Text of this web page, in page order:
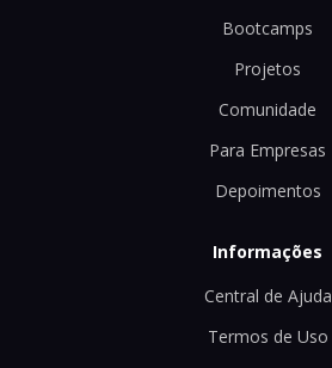
Bootcamps
Projetos
Comunidade
Para Empresas
Depoimentos
Informações
Central de Ajuda
Termos de Uso